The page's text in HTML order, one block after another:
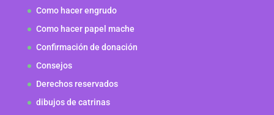
Como hacer engrudo
Como hacer papel mache
Confirmación de donación
Consejos
Derechos reservados
dibujos de catrinas